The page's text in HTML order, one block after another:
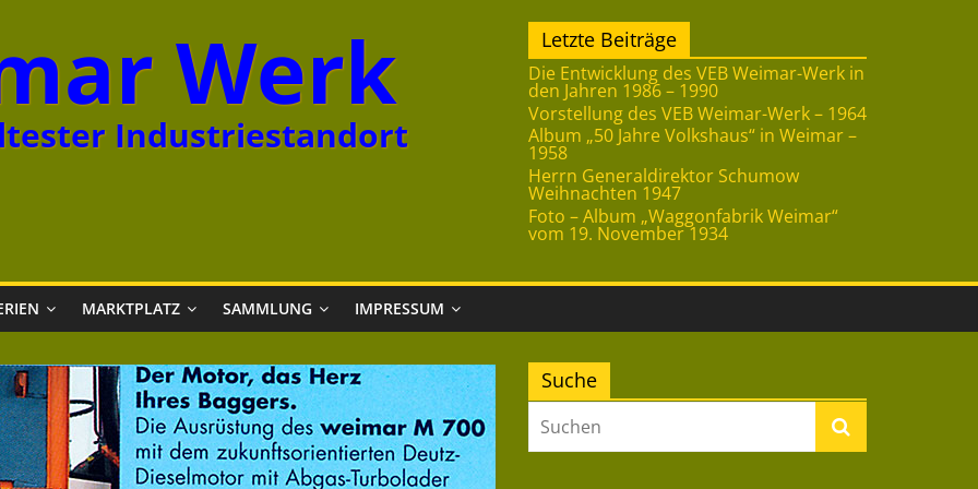
Werk
Industriestandort
Letzte Beiträge
Die Entwicklung des VEB Weimar-Werk in
den Jahren 1986 – 1990
Vorstellung des VEB Weimar-Werk – 1964
Album „50 Jahre Volkshaus“ in Weimar –
1958
Herrn Generaldirektor Schumow
Weihnachten 1947
Foto – Album „Waggonfabrik Weimar“
vom 19. November 1934
MARKTPLATZ SAMMLUNG IMPRESSUM
Suche